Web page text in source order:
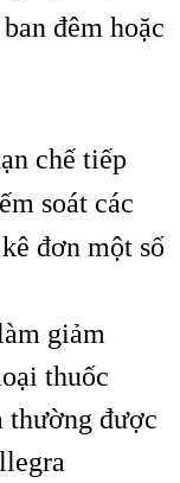
đêm hoặc
chế tiếp
soát các
đơn một số
giảm
thuốc
thường được